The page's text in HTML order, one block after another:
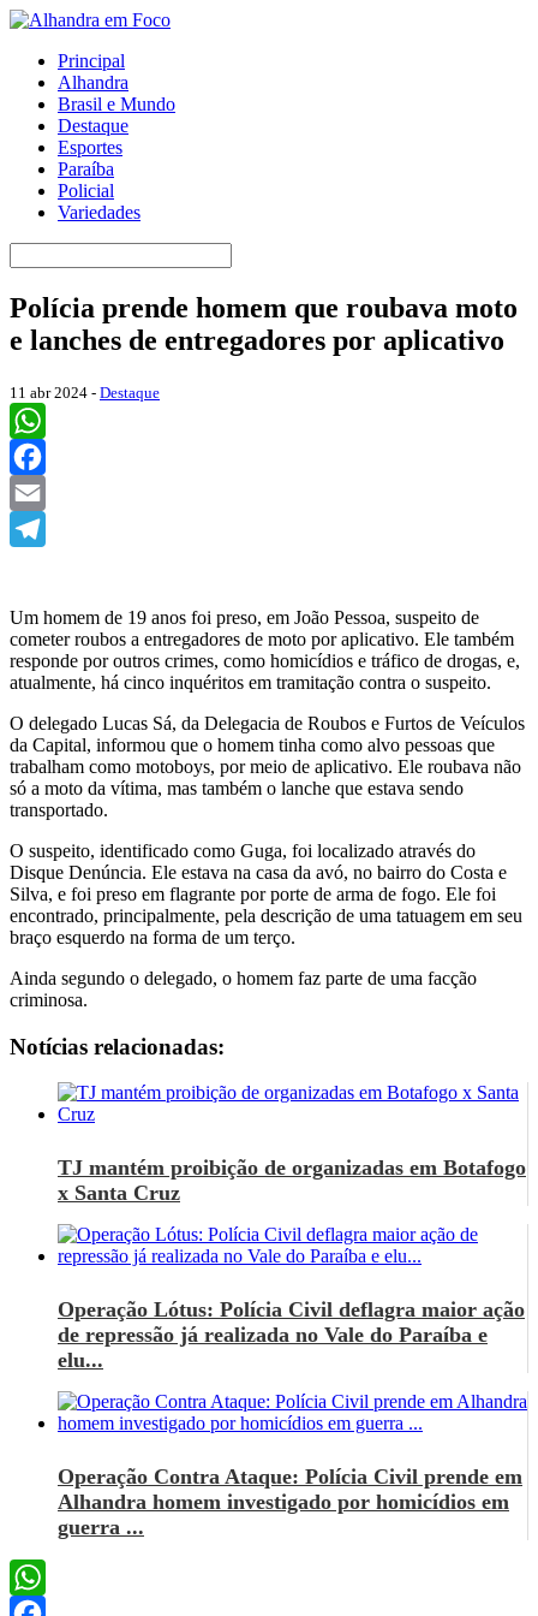
Principal
Alhandra
Brasil e Mundo
Destaque
Esportes
Paraíba
Policial
Variedades
Polícia prende homem que roubava moto
e lanches de entregadores por aplicativo
11 abr 2024 - Destaque
WhatsApp
Facebook
Email
Um homem de 19 anos foi preso, em João Pessoa, suspeito de
cometer roubos a entregadores de moto por aplicativo. Ele também
responde por outros crimes, como homicídios e tráfico de drogas, e,
atualmente, há cinco inquéritos em tramitação contra o suspeito.
O delegado Lucas Sá, da Delegacia de Roubos e Furtos de Veículos
da Capital, informou que o homem tinha como alvo pessoas que
trabalham como motoboys, por meio de aplicativo. Ele roubava não
só a moto da vítima, mas também o lanche que estava sendo
transportado.
O suspeito, identificado como Guga, foi localizado através do
Disque Denúncia. Ele estava na casa da avó, no bairro do Costa e
Silva, e foi preso em flagrante por porte de arma de fogo. Ele foi
encontrado, principalmente, pela descrição de uma tatuagem em seu
braço esquerdo na forma de um terço.
Ainda segundo o delegado, o homem faz parte de uma facção
criminosa.
Notícias relacionadas:
TJ mantém proibição de organizadas em Botafogo
x Santa Cruz
Operação Lótus: Polícia Civil deflagra maior ação
de repressão já realizada no Vale do Paraíba e
elu...
Operação Contra Ataque: Polícia Civil prende em
Alhandra homem investigado por homicídios em
guerra ...